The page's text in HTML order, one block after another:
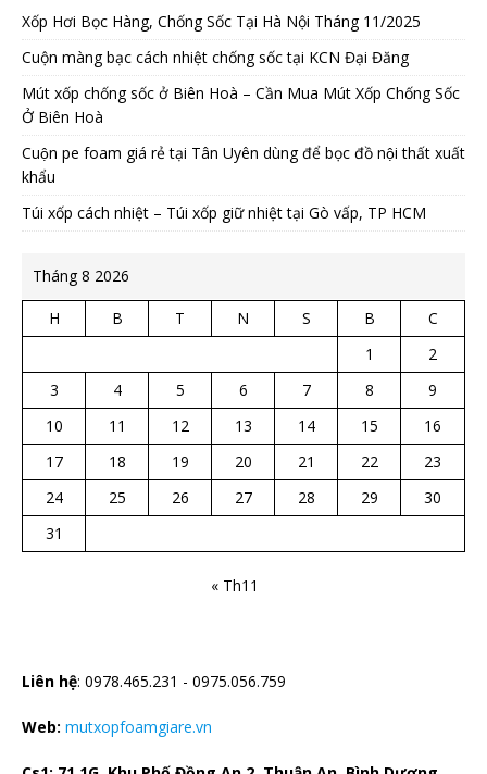
Xốp Hơi Bọc Hàng, Chống Sốc Tại Hà Nội Tháng 11/2025
Cuộn màng bạc cách nhiệt chống sốc tại KCN Đại Đăng
Mút xốp chống sốc ở Biên Hoà – Cần Mua Mút Xốp Chống Sốc
Ở Biên Hoà
Cuộn pe foam giá rẻ tại Tân Uyên dùng để bọc đồ nội thất xuất
khẩu
Túi xốp cách nhiệt – Túi xốp giữ nhiệt tại Gò vấp, TP HCM
Tháng 8 2026
H B T N S B
C
1
2
3
4 5 6 7 8
9
10
11 12 13 14 15
16
17
18 19 20 21 22
23
24
25 26 27 28 29
30
31
« Th11
Liên hệ: 0978.465.231 - 0975.056.759
Web: mutxopfoamgiare.vn